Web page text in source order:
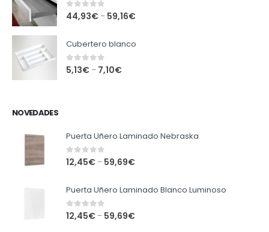
0out of 5
44,93€ – 59,16€
Cubertero blanco
0out of 5
5,13€ – 7,10€
NOVEDADES
Puerta Uñero Laminado Nebraska
0out of 5
12,45€ – 59,69€
Puerta Uñero Laminado Blanco Luminoso
0out of 5
12,45€ – 59,69€